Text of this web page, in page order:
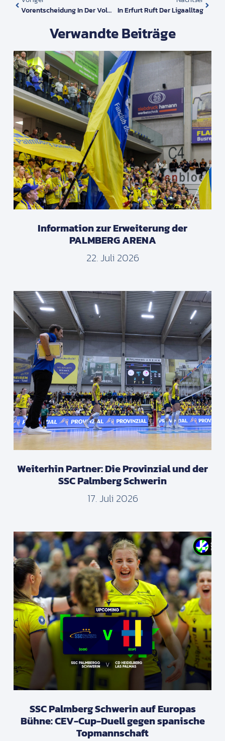
Vorentscheidung In Der Volleyball Champions League In Erfurt Ruft Der Ligaalltag
Verwandte Beiträge
Information zur Erweiterung der
PALMBERG ARENA
22. Juli 2026
Weiterhin Partner: Die Provinzial und der
SSC Palmberg Schwerin
17. Juli 2026
SSC Palmberg Schwerin auf Europas
Bühne: CEV-Cup-Duell gegen spanische
Topmannschaft